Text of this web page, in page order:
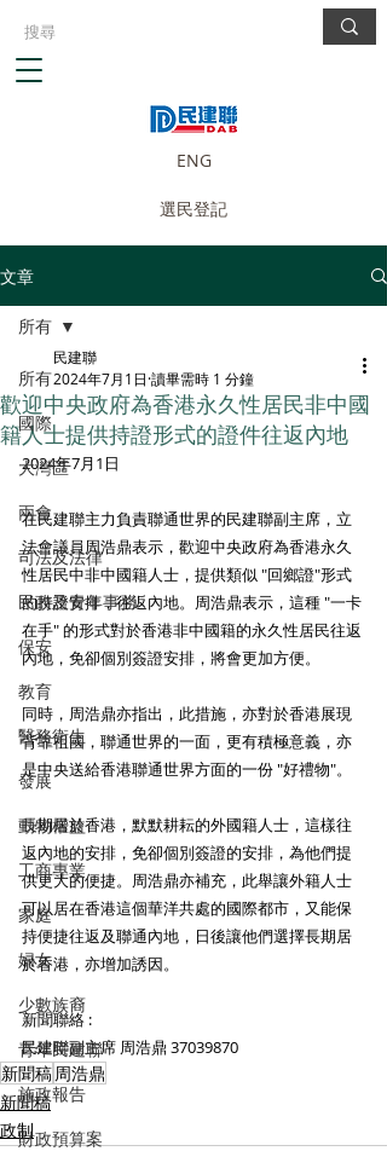
ENG
選民登記
文章
所有
國際
大灣區
兩會
司法及法律
民政及青年事務
保安
教育
醫務衛生
發展
動物權益
工商專業
家庭
婦女
少數族裔
青年民建聯
施政報告
財政預算案
所有
歡迎中央政府為香港永久性居民非中國
籍人士提供持證形式的證件往返內地
民建聯
2024年7月1日 讀畢需時 1 分鐘
2024年7月1日
在民建聯主力負責聯通世界的民建聯副主席，立
法會議員周浩鼎表示，歡迎中央政府為香港永久
性居民中非中國籍人士，提供類似 "回鄉證"形式
的持證安排，往返內地。周浩鼎表示，這種 "一卡
在手" 的形式對於香港非中國籍的永久性居民往返
內地，免卻個別簽證安排，將會更加方便。
同時，周浩鼎亦指出，此措施，亦對於香港展現
背靠祖國，聯通世界的一面，更有積極意義，亦
是中央送給香港聯通世界方面的一份 "好禮物"。
長期居於香港，默默耕耘的外國籍人士，這樣往
返內地的安排，免卻個別簽證的安排，為他們提
供更大的便捷。周浩鼎亦補充，此舉讓外籍人士
可以居在香港這個華洋共處的國際都市，又能保
持便捷往返及聯通內地，日後讓他們選擇長期居
於香港，亦增加誘因。
新聞聯絡 :
民建聯副主席 周浩鼎 37039870
新聞稿周浩鼎
新聞稿
政制